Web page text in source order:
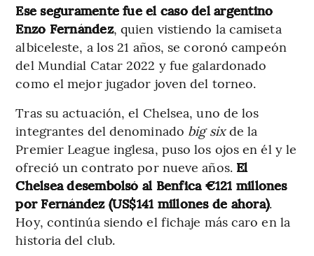
Ese seguramente fue el caso del argentino
Enzo Fernández, quien vistiendo la camiseta
albiceleste, a los 21 años, se coronó campeón
del Mundial Catar 2022 y fue galardonado
como el mejor jugador joven del torneo.
Tras su actuación, el Chelsea, uno de los
integrantes del denominado big sixde la
Premier League inglesa, puso los ojos en él y le
ofreció un contrato por nueve años. El
Chelsea desembolsó al Benfica €121 millones
por Fernández (US$141 millones de ahora).
Hoy, continúa siendo el fichaje más caro en la
historia del club.